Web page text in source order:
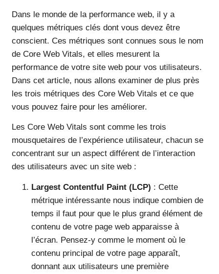
Dans le monde de la performance web, il y a
quelques métriques clés dont vous devez être
conscient. Ces métriques sont connues sous le nom
de Core Web Vitals, et elles mesurent la
performance de votre site web pour vos utilisateurs.
Dans cet article, nous allons examiner de plus près
les trois métriques des Core Web Vitals et ce que
vous pouvez faire pour les améliorer.
Les Core Web Vitals sont comme les trois
mousquetaires de l’expérience utilisateur, chacun se
concentrant sur un aspect différent de l’interaction
des utilisateurs avec un site web :
Largest Contentful Paint (LCP) : Cette
métrique intéressante nous indique combien de
temps il faut pour que le plus grand élément de
contenu de votre page web apparaisse à
l’écran. Pensez-y comme le moment où le
contenu principal de votre page apparaît,
donnant aux utilisateurs une première